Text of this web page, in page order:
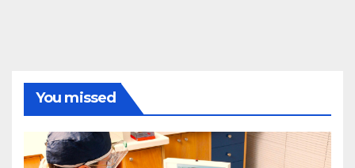
You missed